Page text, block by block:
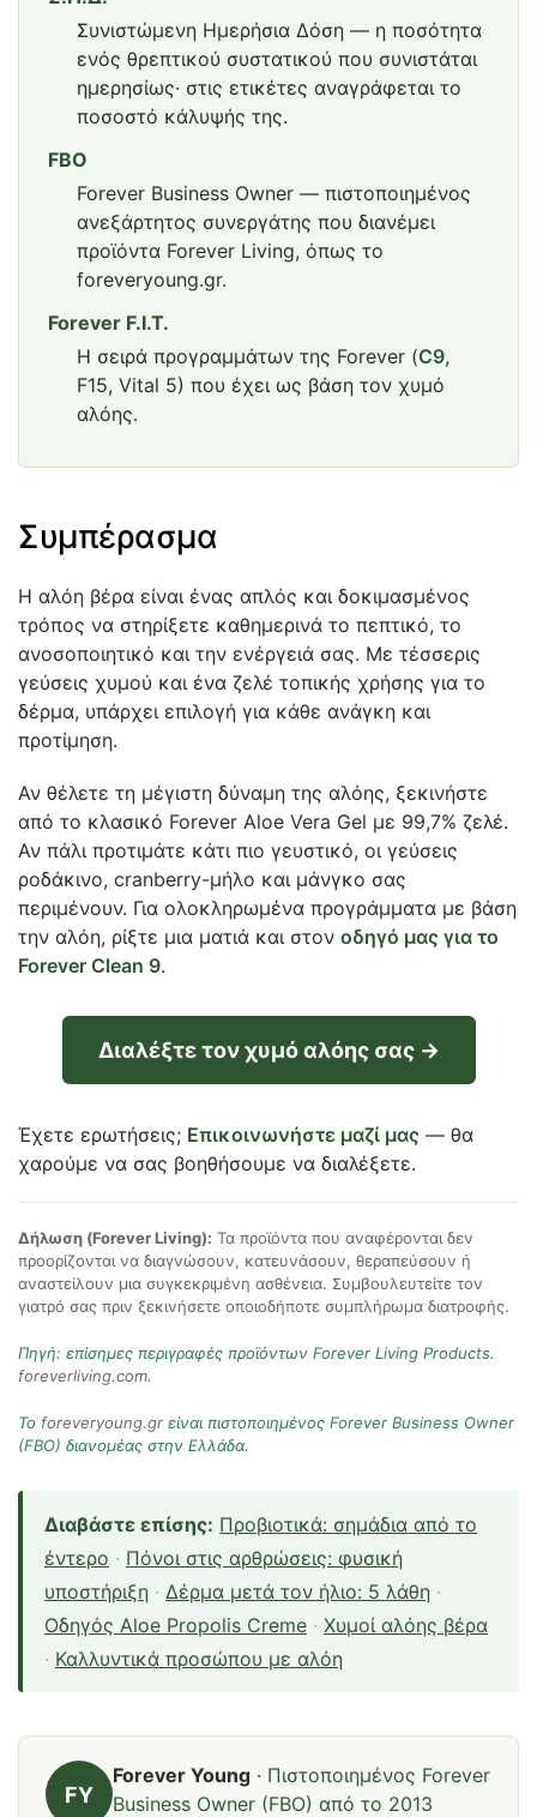
Συνιστώμενη Ημερήσια Δόση — η ποσότητα
ενός θρεπτικού συστατικού που συνιστάται
ημερησίως· στις ετικέτες αναγράφεται το
ποσοστό κάλυψής της.
FBO
Forever Business Owner — πιστοποιημένος
ανεξάρτητος συνεργάτης που διανέμει
προϊόντα Forever Living, όπως το
foreveryoung.gr.
Forever F.I.T.
Η σειρά προγραμμάτων της Forever (C9,
F15, Vital 5) που έχει ως βάση τον χυμό
αλόης.
Συμπέρασμα
Η αλόη βέρα είναι ένας απλός και δοκιμασμένος
τρόπος να στηρίξετε καθημερινά το πεπτικό, το
ανοσοποιητικό και την ενέργειά σας. Με τέσσερις
γεύσεις χυμού και ένα ζελέ τοπικής χρήσης για το
δέρμα, υπάρχει επιλογή για κάθε ανάγκη και
προτίμηση.
Αν θέλετε τη μέγιστη δύναμη της αλόης, ξεκινήστε
από το κλασικό Forever Aloe Vera Gel με 99,7% ζελέ.
Αν πάλι προτιμάτε κάτι πιο γευστικό, οι γεύσεις
ροδάκινο, cranberry-μήλο και μάνγκο σας
περιμένουν. Για ολοκληρωμένα προγράμματα με βάση
την αλόη, ρίξτε μια ματιά και στον οδηγό μας για το
Forever Clean 9.
Διαλέξτε τον χυμό αλόης σας →
Έχετε ερωτήσεις; Επικοινωνήστε μαζί μας — θα
χαρούμε να σας βοηθήσουμε να διαλέξετε.
Δήλωση (Forever Living): Τα προϊόντα που αναφέρονται δεν
προορίζονται να διαγνώσουν, κατευνάσουν, θεραπεύσουν ή
αναστείλουν μια συγκεκριμένη ασθένεια. Συμβουλευτείτε τον
γιατρό σας πριν ξεκινήσετε οποιοδήποτε συμπλήρωμα διατροφής.
Πηγή: επίσημες περιγραφές προϊόντων Forever Living Products.
foreverliving.com.
Το foreveryoung.gr είναι πιστοποιημένος Forever Business Owner
(FBO) διανομέας στην Ελλάδα.
Διαβάστε επίσης: Προβιοτικά: σημάδια από το
έντερο · Πόνοι στις αρθρώσεις: φυσική
υποστήριξη · Δέρμα μετά τον ήλιο: 5 λάθη ·
Οδηγός Aloe Propolis Creme · Χυμοί αλόης βέρα
· Καλλυντικά προσώπου με αλόη
FY
Forever Young · Πιστοποιημένος Forever
Business Owner (FBO) από το 2013